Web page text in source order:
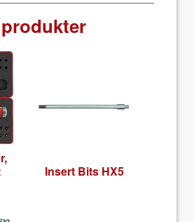
Insert Bits HX5